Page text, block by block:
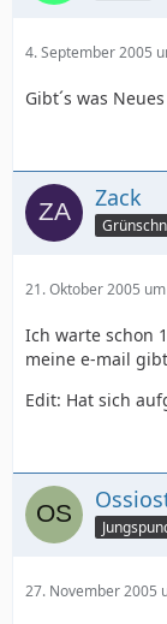
4. September 2005
Gibt´s was
Zack
21. Oktober 2005
Ich warte schon
meine e-mail
Edit: Hat sich
27. November 2005